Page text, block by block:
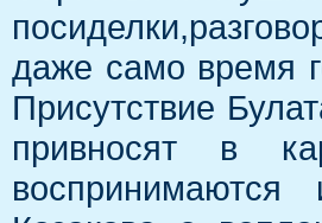
даже само время
Присутствие
привносят в